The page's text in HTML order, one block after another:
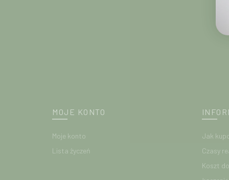
MOJE KONTO
Moje konto
Lista życzeń
Jak
Czasy
Koszt